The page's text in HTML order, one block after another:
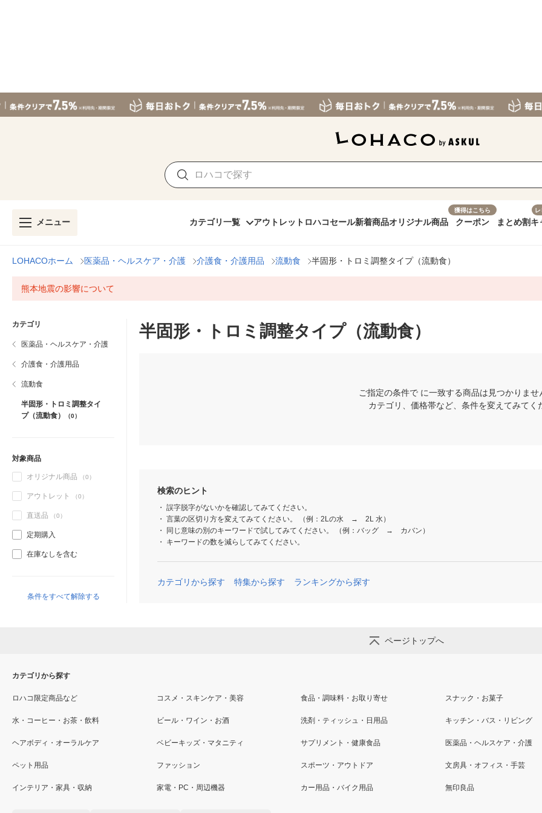
メニュー カテゴリ一覧 アウトレット ロハコセール新着商品オリジナル商品
獲得はこちら
クーポン まとめ割キ
LOHACOホーム 医薬品・ヘルスケア・介護 介護食・介護用品 流動食 半固形・トロミ調整タイプ（流動食）
熊本地震の影響について
カテゴリ
医薬品・ヘルスケア・介護
介護食・介護用品
流動食
半固形・トロミ調整タイ
プ（流動食）
（0）
対象商品
オリジナル商品 （0）
アウトレット （0）
直送品 （0）
定期購入
在庫なしを含む
条件をすべて解除する
半固形・トロミ調整タイプ（流動食）
ご指定の条件で に一致する商品は見つかりませ
カテゴリ、価格帯など、条件を変えてみてく
検索のヒント
誤字脱字がないかを確認してみてください。
言葉の区切り方を変えてみてください。 （例：2Lの水 → 2L 水）
同じ意味の別のキーワードで試してみてください。 （例：バッグ → カバン）
キーワードの数を減らしてみてください。
カテゴリから探す 特集から探す ランキングから探す
ページトップへ
カテゴリから探す
ロハコ限定商品など コスメ・スキンケア・美容 食品・調味料・お取り寄せ スナック・お菓子
水・コーヒー・お茶・飲料 ビール・ワイン・お酒 洗剤・ティッシュ・日用品 キッチン・バス・リビング
ヘアボディ・オーラルケア ベビーキッズ・マタニティ サプリメント・健康食品 医薬品・ヘルスケア・介護
ペット用品 ファッション スポーツ・アウトドア 文房具・オフィス・手芸
インテリア・家具・収納 家電・PC・周辺機器 カー用品・バイク用品 無印良品